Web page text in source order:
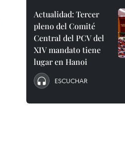
Actualidad: Tercer
pleno del Comité
Central del PCV del
XIV mandato tiene
lugar en Hanoi
ESCUCHAR